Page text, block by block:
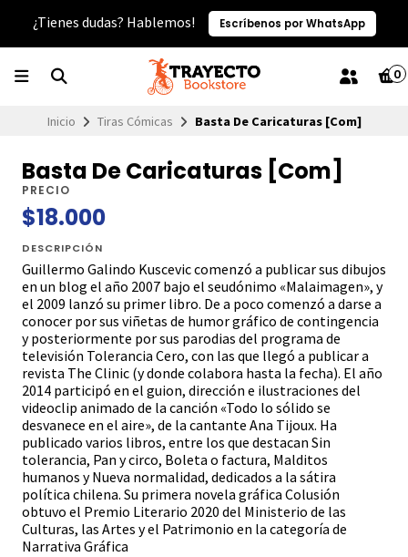
¿Tienes dudas? Hablemos! Escríbenos por WhatsApp
0
Inicio Tiras Cómicas Basta De Caricaturas [Com]
Basta De Caricaturas [Com]
PRECIO
$18.000
DESCRIPCIÓN
Guillermo Galindo Kuscevic comenzó a publicar sus dibujos
en un blog el año 2007 bajo el seudónimo «Malaimagen», y
el 2009 lanzó su primer libro. De a poco comenzó a darse a
conocer por sus viñetas de humor gráfico de contingencia
y posteriormente por sus parodias del programa de
televisión Tolerancia Cero, con las que llegó a publicar a
revista The Clinic (y donde colabora hasta la fecha). El año
2014 participó en el guion, dirección e ilustraciones del
videoclip animado de la canción «Todo lo sólido se
desvanece en el aire», de la cantante Ana Tijoux. Ha
publicado varios libros, entre los que destacan Sin
tolerancia, Pan y circo, Boleta o factura, Malditos
humanos y Nueva normalidad, dedicados a la sátira
política chilena. Su primera novela gráfica Colusión
obtuvo el Premio Literario 2020 del Ministerio de las
Culturas, las Artes y el Patrimonio en la categoría de
Narrativa Gráfica